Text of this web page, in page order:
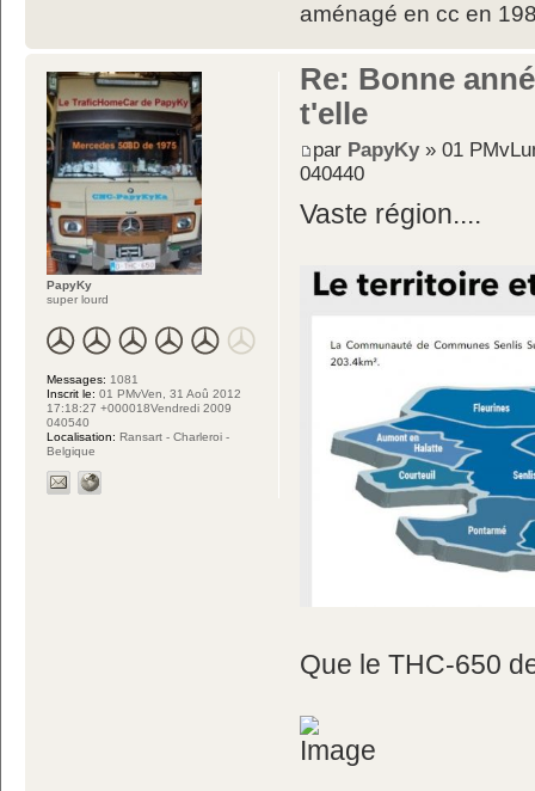
aménagé en cc en
Re: Bonne
t'elle
par PapyKy» 01
040440
Vaste région....
Que le THC-650
PapyKy
super lourd
Messages: 1081
Inscrit le: 01 PMvVen, 31 Aoû 2012
17:18:27 +000018Vendredi 2009
040540
Localisation: Ransart - Charleroi -
Belgique